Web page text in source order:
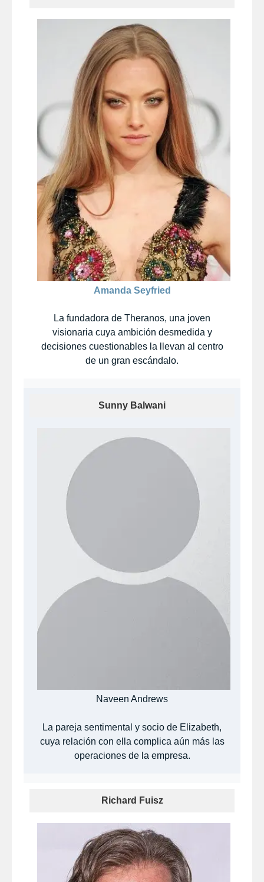
Amanda Seyfried
La fundadora de Theranos, una joven
visionaria cuya ambición desmedida y
decisiones cuestionables la llevan al centro
de un gran escándalo.
Sunny Balwani
Naveen Andrews
La pareja sentimental y socio de Elizabeth,
cuya relación con ella complica aún más las
operaciones de la empresa.
Richard Fuisz